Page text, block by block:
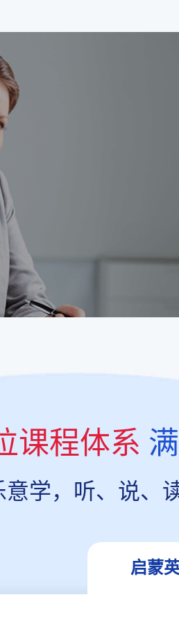
课程体系
意学，听、说、
启蒙